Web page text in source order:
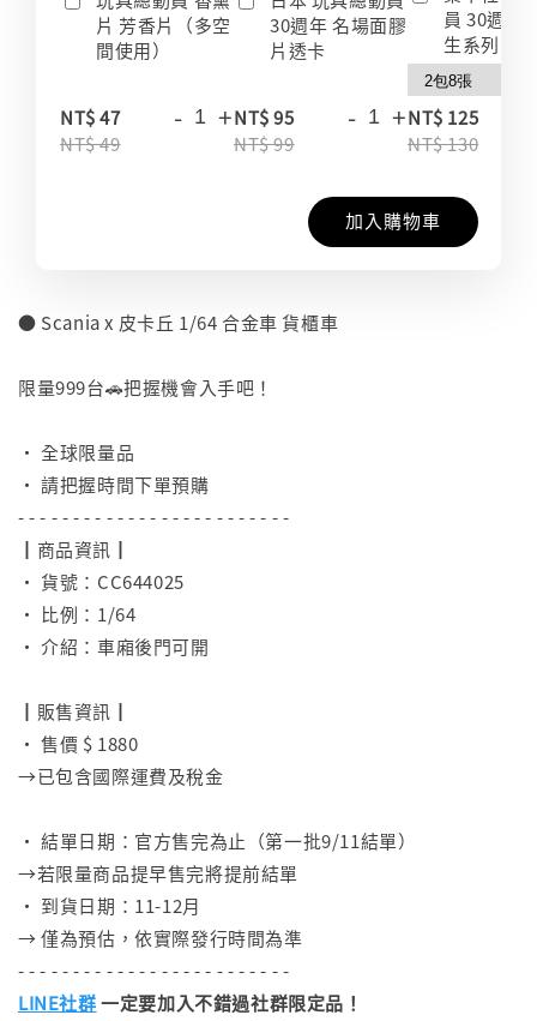
片 芳香片（多空
間使用）
NT$ 47
NT$ 49
- +
30週年 名場面膠
片透卡
NT$ 95
NT$ 99
- +
員 30週年
生系列 收
NT$ 125
NT$ 130
加入購物車
● Scania x 皮卡丘 1/64 合金車 貨櫃車
限量999台🚗把握機會入手吧！
• 全球限量品
• 請把握時間下單預購
- - - - - - - - - - - - - - - - - - - - - - - - -
┃商品資訊┃
• 貨號：CC644025
• 比例：1/64
• 介紹：車廂後門可開
┃販售資訊┃
• 售價 $ 1880
→已包含國際運費及稅金
• 結單日期：官方售完為止（第一批9/11結單）
→若限量商品提早售完將提前結單
• 到貨日期：11-12月
→ 僅為預估，依實際發行時間為準
- - - - - - - - - - - - - - - - - - - - - - - - -
LINE社群一定要加入不錯過社群限定品！